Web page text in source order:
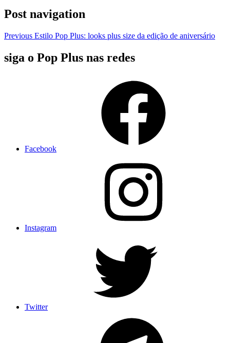
Post navigation
Previous Estilo Pop Plus: looks plus size da edição de aniversário
siga o Pop Plus nas redes
Facebook
Instagram
Twitter